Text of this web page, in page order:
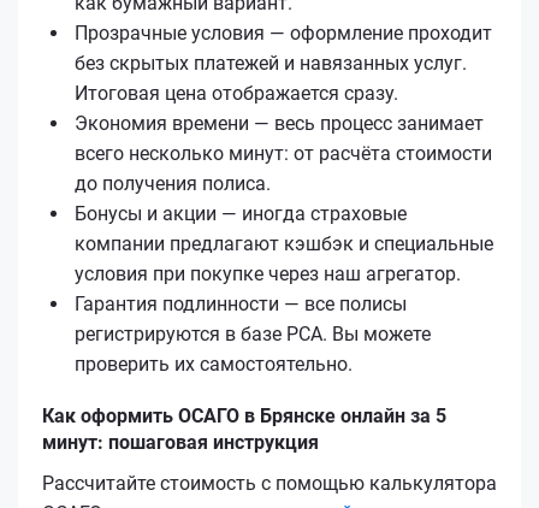
Прозрачные условия — оформление проходит
без скрытых платежей и навязанных услуг.
Итоговая цена отображается сразу.
Экономия времени — весь процесс занимает
всего несколько минут: от расчёта стоимости
до получения полиса.
Бонусы и акции — иногда страховые
компании предлагают кэшбэк и специальные
условия при покупке через наш агрегатор.
Гарантия подлинности — все полисы
регистрируются в базе РСА. Вы можете
проверить их самостоятельно.
Как оформить ОСАГО в Брянске онлайн за 5
минут: пошаговая инструкция
Рассчитайте стоимость с помощью калькулятора